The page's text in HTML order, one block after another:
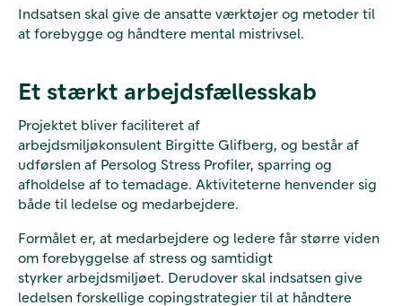
Indsatsen skal give de ansatte værktøjer og metoder til
at forebygge og håndtere mental mistrivsel.
Et stærkt arbejdsfællesskab
Projektet bliver faciliteret af
arbejdsmiljøkonsulent Birgitte Glifberg, og består af
udførslen af Persolog Stress Profiler, sparring og
afholdelse af to temadage. Aktiviteterne henvender sig
både til ledelse og medarbejdere.
Formålet er, at medarbejdere og ledere får større viden
om forebyggelse af stress og samtidigt
styrker arbejdsmiljøet. Derudover skal indsatsen give
ledelsen forskellige copingstrategier til at håndtere